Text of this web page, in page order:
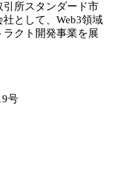
所スタンダード市
として、Web3領域
クト開発事業を展
号